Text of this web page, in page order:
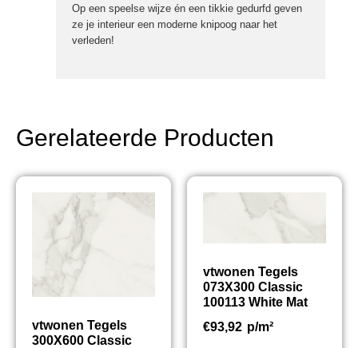
Op een speelse wijze én een tikkie gedurfd geven
ze je interieur een moderne knipoog naar het
verleden!
Gerelateerde Producten
vtwonen Tegels
300X600 Classic
vtwonen Tegels
073X300 Classic
100113 White Mat
€93,92 p/m²